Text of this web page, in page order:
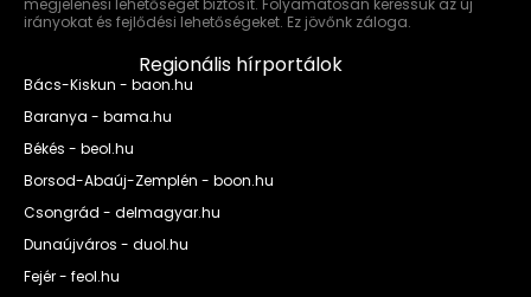
megjelenési lehetőséget biztosít. Folyamatosan keressük az új
irányokat és fejlődési lehetőségeket. Ez jövőnk záloga.
Regionális hírportálok
Bács-Kiskun - baon.hu
Baranya - bama.hu
Békés - beol.hu
Borsod-Abaúj-Zemplén - boon.hu
Csongrád - delmagyar.hu
Dunaújváros - duol.hu
Fejér - feol.hu